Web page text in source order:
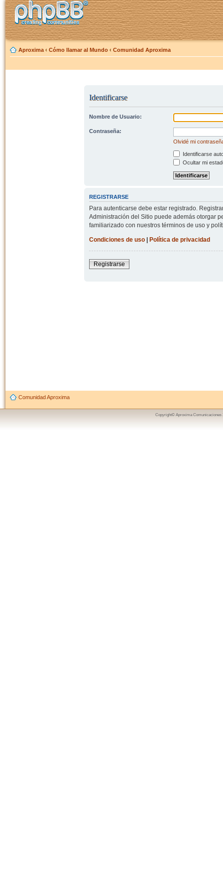
Aproxima ‹ Cómo llamar al Mundo ‹ Comunidad Aproxima
Identificarse
Nombre de Usuario:
Contraseña:
Olvidé mi
Identificarse
Ocultar mi
REGISTRARSE
Para autenticarse debe estar registrado.
Administración del Sitio puede además otorgar
familiarizado con nuestros términos de uso y
Condiciones de uso| Política de privacidad
Registrarse
Comunidad Aproxima
Copyright© Aproxima Comunicaciones